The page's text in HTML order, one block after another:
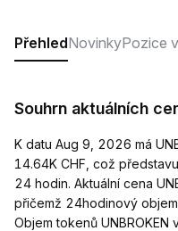
PřehledNovinkyPozice
Souhrn aktuálních
K datu Aug 9, 2026 má
14.64K CHF, což
24 hodin. Aktuální cena
přičemž 24hodinový
Objem tokenů